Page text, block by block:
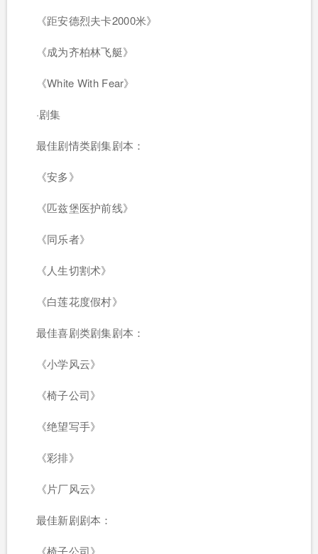
《距安德烈夫卡2000米》
《成为齐柏林飞艇》
《White With Fear》
·剧集
最佳剧情类剧集剧本：
《安多》
《匹兹堡医护前线》
《同乐者》
《人生切割术》
《白莲花度假村》
最佳喜剧类剧集剧本：
《小学风云》
《椅子公司》
《绝望写手》
《彩排》
《片厂风云》
最佳新剧剧本：
《椅子公司》